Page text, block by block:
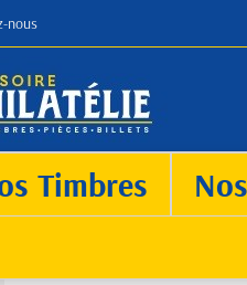
nous
Timbres